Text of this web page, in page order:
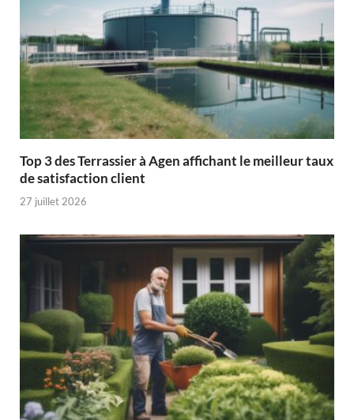
Top 3 des Terrassier à Agen affichant le meilleur taux
de satisfaction client
27 juillet 2026